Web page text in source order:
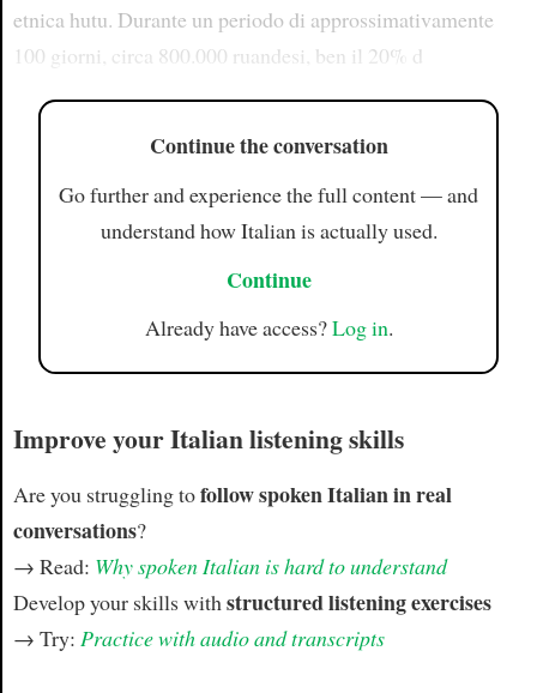
etnica hutu. Durante un periodo di approssimativamente
100 giorni, circa 800.000 ruandesi, ben il 20% d
Continue the conversation
Go further and experience the full content — and
understand how Italian is actually used.
Continue
Already have access?Log in.
Improve your Italian listening skills
Are you struggling tofollow spoken Italian in real
conversations?
→ Read: Why spoken Italian is hard to understand
Develop your skills with structured listening exercises
→ Try: Practice with audio and transcripts